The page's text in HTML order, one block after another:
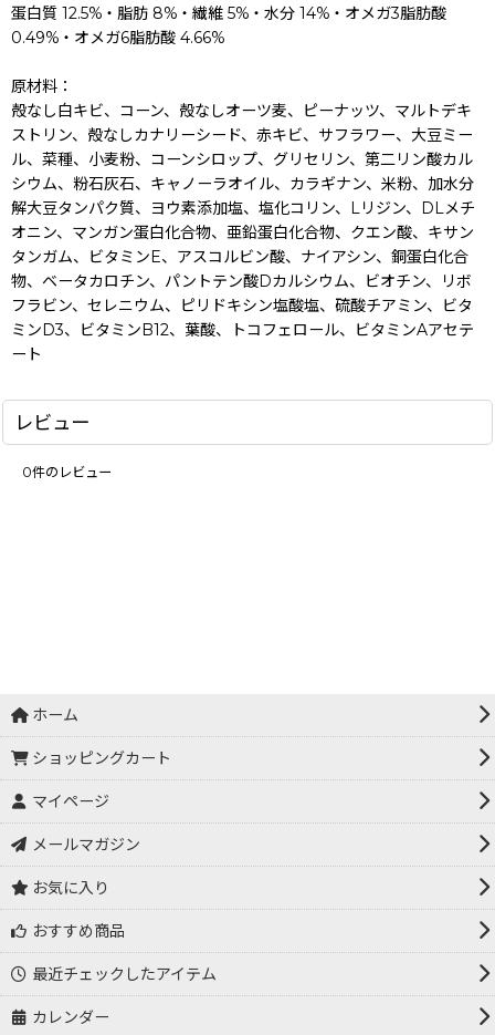
蛋白質 12.5%・脂肪 8%・繊維 5%・水分 14%・オメガ3脂肪酸
0.49%・オメガ6脂肪酸 4.66%
原材料：
殻なし白キビ、コーン、殻なしオーツ麦、ピーナッツ、マルトデキ
ストリン、殻なしカナリーシード、赤キビ、サフラワー、大豆ミー
ル、菜種、小麦粉、コーンシロップ、グリセリン、第二リン酸カル
シウム、粉石灰石、キャノーラオイル、カラギナン、米粉、加水分
解大豆タンパク質、ヨウ素添加塩、塩化コリン、Lリジン、DLメチ
オニン、マンガン蛋白化合物、亜鉛蛋白化合物、クエン酸、キサン
タンガム、ビタミンE、アスコルビン酸、ナイアシン、銅蛋白化合
物、ベータカロチン、パントテン酸Dカルシウム、ビオチン、リボ
フラビン、セレニウム、ピリドキシン塩酸塩、硫酸チアミン、ビタ
ミンD3、ビタミンB12、葉酸、トコフェロール、ビタミンAアセテ
ート
レビュー
0件のレビュー
ホーム
ショッピングカート
マイページ
メールマガジン
お気に入り
おすすめ商品
最近チェックしたアイテム
カレンダー